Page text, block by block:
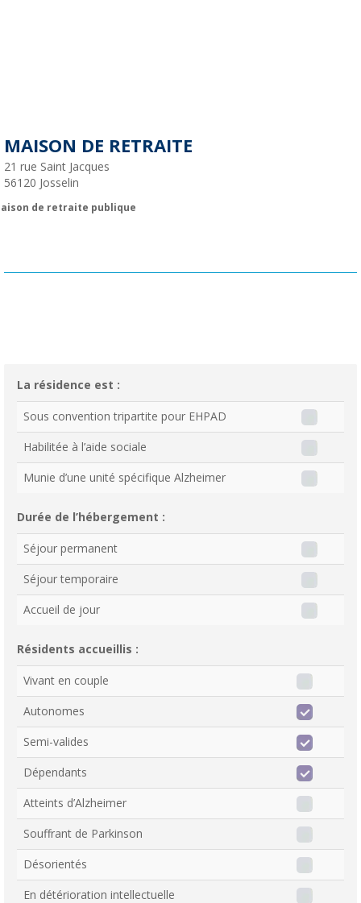
MAISON DE RETRAITE
21 rue Saint Jacques
56120 Josselin
de retraite publique
La résidence est :
Sous convention tripartite pour EHPAD
Habilitée à l’aide sociale
Munie d’une unité spécifique Alzheimer
Durée de l’hébergement :
Séjour permanent
Séjour temporaire
Accueil de jour
Résidents accueillis :
Vivant en couple
Autonomes
Semi-valides
Dépendants
Atteints d’Alzheimer
Souffrant de Parkinson
Désorientés
En détérioration intellectuelle